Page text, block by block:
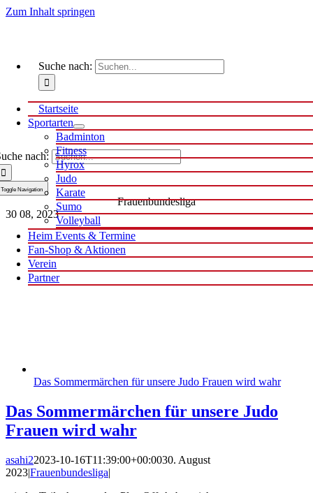
Zum Inhalt springen
nach:
Toggle Navigation
Startseite
Sportarten
Badminton
Fitness
Hyrox
Judo
Karate
Sumo
Volleyball
Heim Events & Termine
Fan-Shop & Aktionen
Verein
Partner
Suche nach:
Frauenbundesliga
30 08, 2023
Das Sommermärchen für unsere Judo Frauen wird wahr
Das Sommermärchen für unsere Judo
Frauen wird wahr
asahi22023-10-16T11:39:00+00:0030. August
2023|Frauenbundesliga|